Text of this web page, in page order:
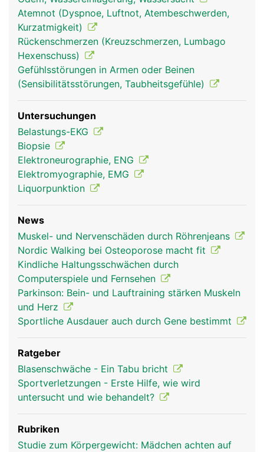
Atemnot (Dyspnoe, Luftnot, Atembeschwerden,
Kurzatmigkeit)
Rückenschmerzen (Kreuzschmerzen, Lumbago
Hexenschuss)
Gefühlsstörungen in Armen oder Beinen
(Sensibilitätsstörungen, Taubheitsgefühle)
Untersuchungen
Belastungs-EKG
Biopsie
Elektroneurographie, ENG
Elektromyographie, EMG
Liquorpunktion
News
Muskel- und Nervenschäden durch Röhrenjeans
Nordic Walking bei Osteoporose macht fit
Kindliche Haltungsschwächen durch
Computerspiele und Fernsehen
Parkinson: Bein- und Lauftraining stärken Muskeln
und Herz
Sportliche Ausdauer auch durch Gene bestimmt
Ratgeber
Blasenschwäche - Ein Tabu bricht
Sportverletzungen - Erste Hilfe, wie wird
untersucht und wie behandelt?
Rubriken
Studie zum Körpergewicht: Mädchen achten auf